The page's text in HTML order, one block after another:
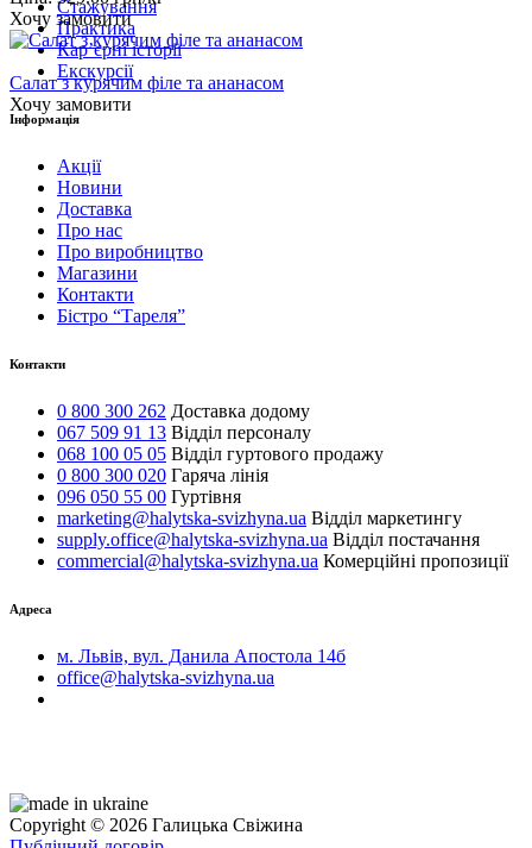
Хочу замовити
Салат з курячим філе та ананасом
Хочу замовити
Стажування
Практика
Карʼєрні історії
Екскурсії
Інформація
Акції
Новини
Доставка
Про нас
Про виробництво
Магазини
Контакти
Бістро “Тареля”
Контакти
0 800 300 262 Доставка додому
067 509 91 13 Відділ персоналу
068 100 05 05 Відділ гуртового продажу
0 800 300 020 Гаряча лінія
096 050 55 00 Гуртівня
marketing@halytska-svizhyna.ua Відділ маркетингу
supply.office@halytska-svizhyna.ua Відділ постачання
commercial@halytska-svizhyna.ua Комерційні пропозиції
Адреса
м. Львів, вул. Данила Апостола 14б
office@halytska-svizhyna.ua
Copyright © 2026 Галицька Свіжина